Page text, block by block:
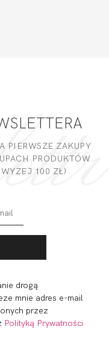
PIERWSZE ZAKUPY
PRODUKTÓW
100 ZŁ)
drogą
mnie adres e-mail
przez
Polityką Prywatności